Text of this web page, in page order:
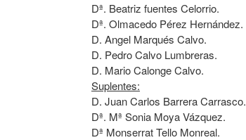
Dª. Beatriz fuentes Celorrio.
Dª. Olmacedo Pérez Hernández.
D. Angel Marqués Calvo.
D. Pedro Calvo Lumbreras.
D. Mario Calonge Calvo.
Suplentes:
D. Juan Carlos Barrera Carrasco.
Dª. Mª Sonia Moya Vázquez.
Dª Monserrat Tello Monreal.